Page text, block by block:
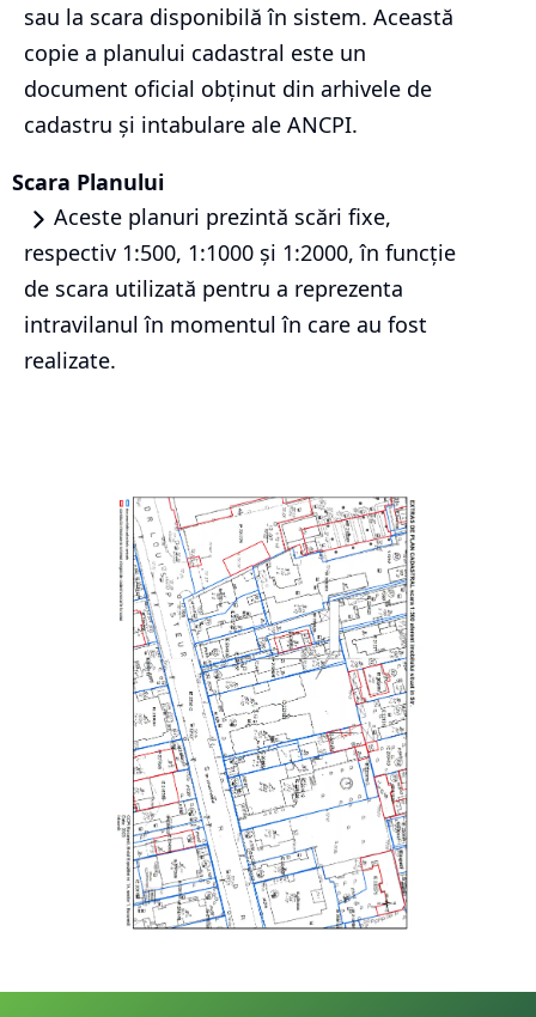
sau la scara disponibilă în sistem. Această
copie a planului cadastral este un
document oficial obținut din arhivele de
cadastru și intabulare ale ANCPI.
Scara Planului
Aceste planuri prezintă scări fixe,
respectiv 1:500, 1:1000 și 1:2000, în funcție
de scara utilizată pentru a reprezenta
intravilanul în momentul în care au fost
realizate.